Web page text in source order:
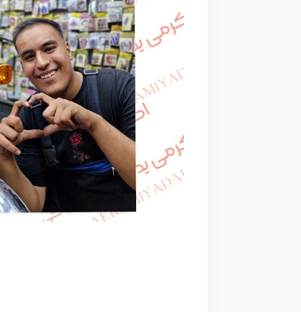
90٪ خریداران ،از این